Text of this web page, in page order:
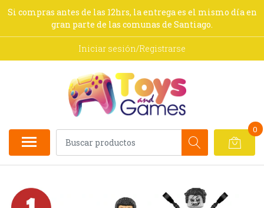
Si compras antes de las 12hrs, la entrega es el mismo día en
gran parte de las comunas de Santiago.
Iniciar sesión/Registrarse
0